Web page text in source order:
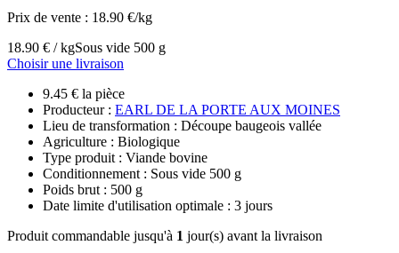
Prix de vente : 18.90 €/kg
18.90 € / kgSous vide 500 g
Choisir une livraison
9.45 € la pièce
Producteur : EARL DE LA PORTE AUX MOINES
Lieu de transformation : Découpe baugeois vallée
Agriculture : Biologique
Type produit : Viande bovine
Conditionnement : Sous vide 500 g
Poids brut : 500 g
Date limite d'utilisation optimale : 3 jours
Produit commandable jusqu'à 1 jour(s) avant la livraison